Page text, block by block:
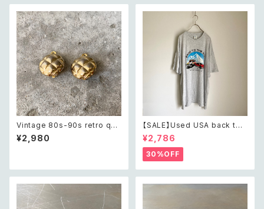
Vintage 80s-90s retro quil
ting design earring レトロ
ヴィンテージ アクセサリー ゴー
¥2,980
【SALE】Used USA back to t
he 80s car design t shirt レ
トロ アメリカ ユーズド 古着 カ
ーデザイン ライトグレー Tシャ
ツ XXL
¥2,786
30%OFF